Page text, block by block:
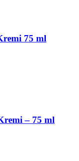
75 ml
– 75 ml